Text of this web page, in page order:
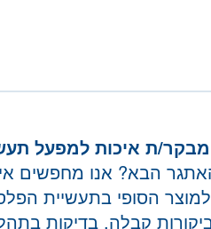
ת איכות למפעל
הבא? אנו מחפשים
הסופי בתעשיית
קבלה, בדיקות